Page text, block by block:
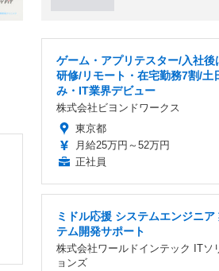
ゲーム・アプリテスター/入社後
研修/リモート・在宅勤務7割/土
み・IT業界デビュー
株式会社ビヨンドワークス
東京都
月給25万円～52万円
正社員
ミドル応援 システムエンジニア
テム開発サポート
株式会社ワールドインテック ITソ
ョンズ